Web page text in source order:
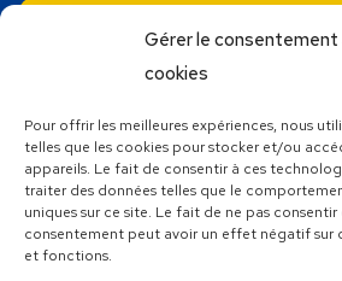
Gérer le consentement
cookies
Pour offrir les meilleures expériences, nous
telles que les cookies pour stocker et/ou
appareils. Le fait de consentir à ces
traiter des données telles que le
uniques sur ce site. Le fait de ne pas
consentement peut avoir un effet négatif sur
et fonctions.
ACHAT EN LIGNE
Bons cadeaux
SUIVEZ NOUS !
Découvrez toutes les autres activités